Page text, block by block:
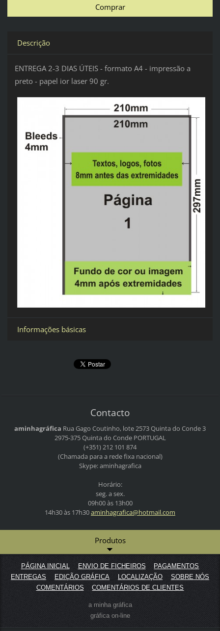
Descrição
ENTREGA 2-3 DIAS ÚTEIS - formato A4 - impressão a
preto - papel ior laser 90 gr.
Informações básicas
Contacto
aminhagráfica Rua Gago Coutinho, lote 2573Quinta do Conde 3
2975-375 Quinta do CondePORTUGAL
(+351) 212 101 874
(Chamada para a rede fixa nacional)
Skype: aminhagrafica
Horário:
seg. a sex.
09h00 às 13h00
14h30 às 17h30aminhagrafica@hotmail.com
Produtos
PÁGINA INICIAL ENVIO DE FICHEIROS
PAGAMENTOS
ENTREGAS
EDIÇÃO GRÁFICA LOCALIZAÇÃO
SOBRE NÓS
COMENTÁRIOS
COMENTÁRIOS DE CLIENTES
a minha gráfica
gráfica on-line